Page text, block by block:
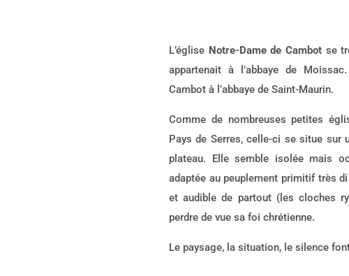
L’église Notre-Dame de Cambotse
appartenait à l’abbaye de
Cambot à l’abbaye de Saint-Maurin.
Comme de nombreuses petites
Pays de Serres, celle-ci se situe sur
plateau. Elle semble isolée mais
adaptée au peuplement primitif très
et audible de partout (les cloches
perdre de vue sa foi chrétienne.
Le paysage, la situation, le silence